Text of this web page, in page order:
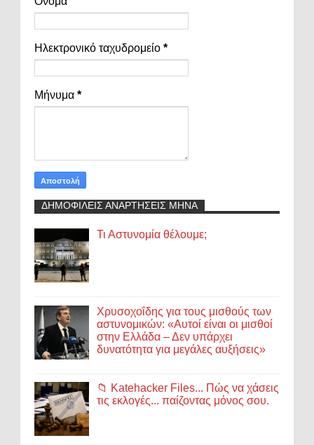
Ηλεκτρονικό ταχυδρομείο *
Μήνυμα *
ΔΗΜΟΦΙΛΕΙΣ ΑΝΑΡΤΗΣΕΙΣ ΜΗΝΑ
Τι Αστυνομία θέλουμε;
Χρυσοχοΐδης για τους μισθούς των
αστυνομικών: «Αυτοί είναι οι μισθοί
στην Ελλάδα – Δεν υπάρχει
δυνατότητα για μεγάλες αυξήσεις»
📁 Katehacker Files... Πώς να χάσεις
τις εκλογές... παίζοντας μόνος σου.